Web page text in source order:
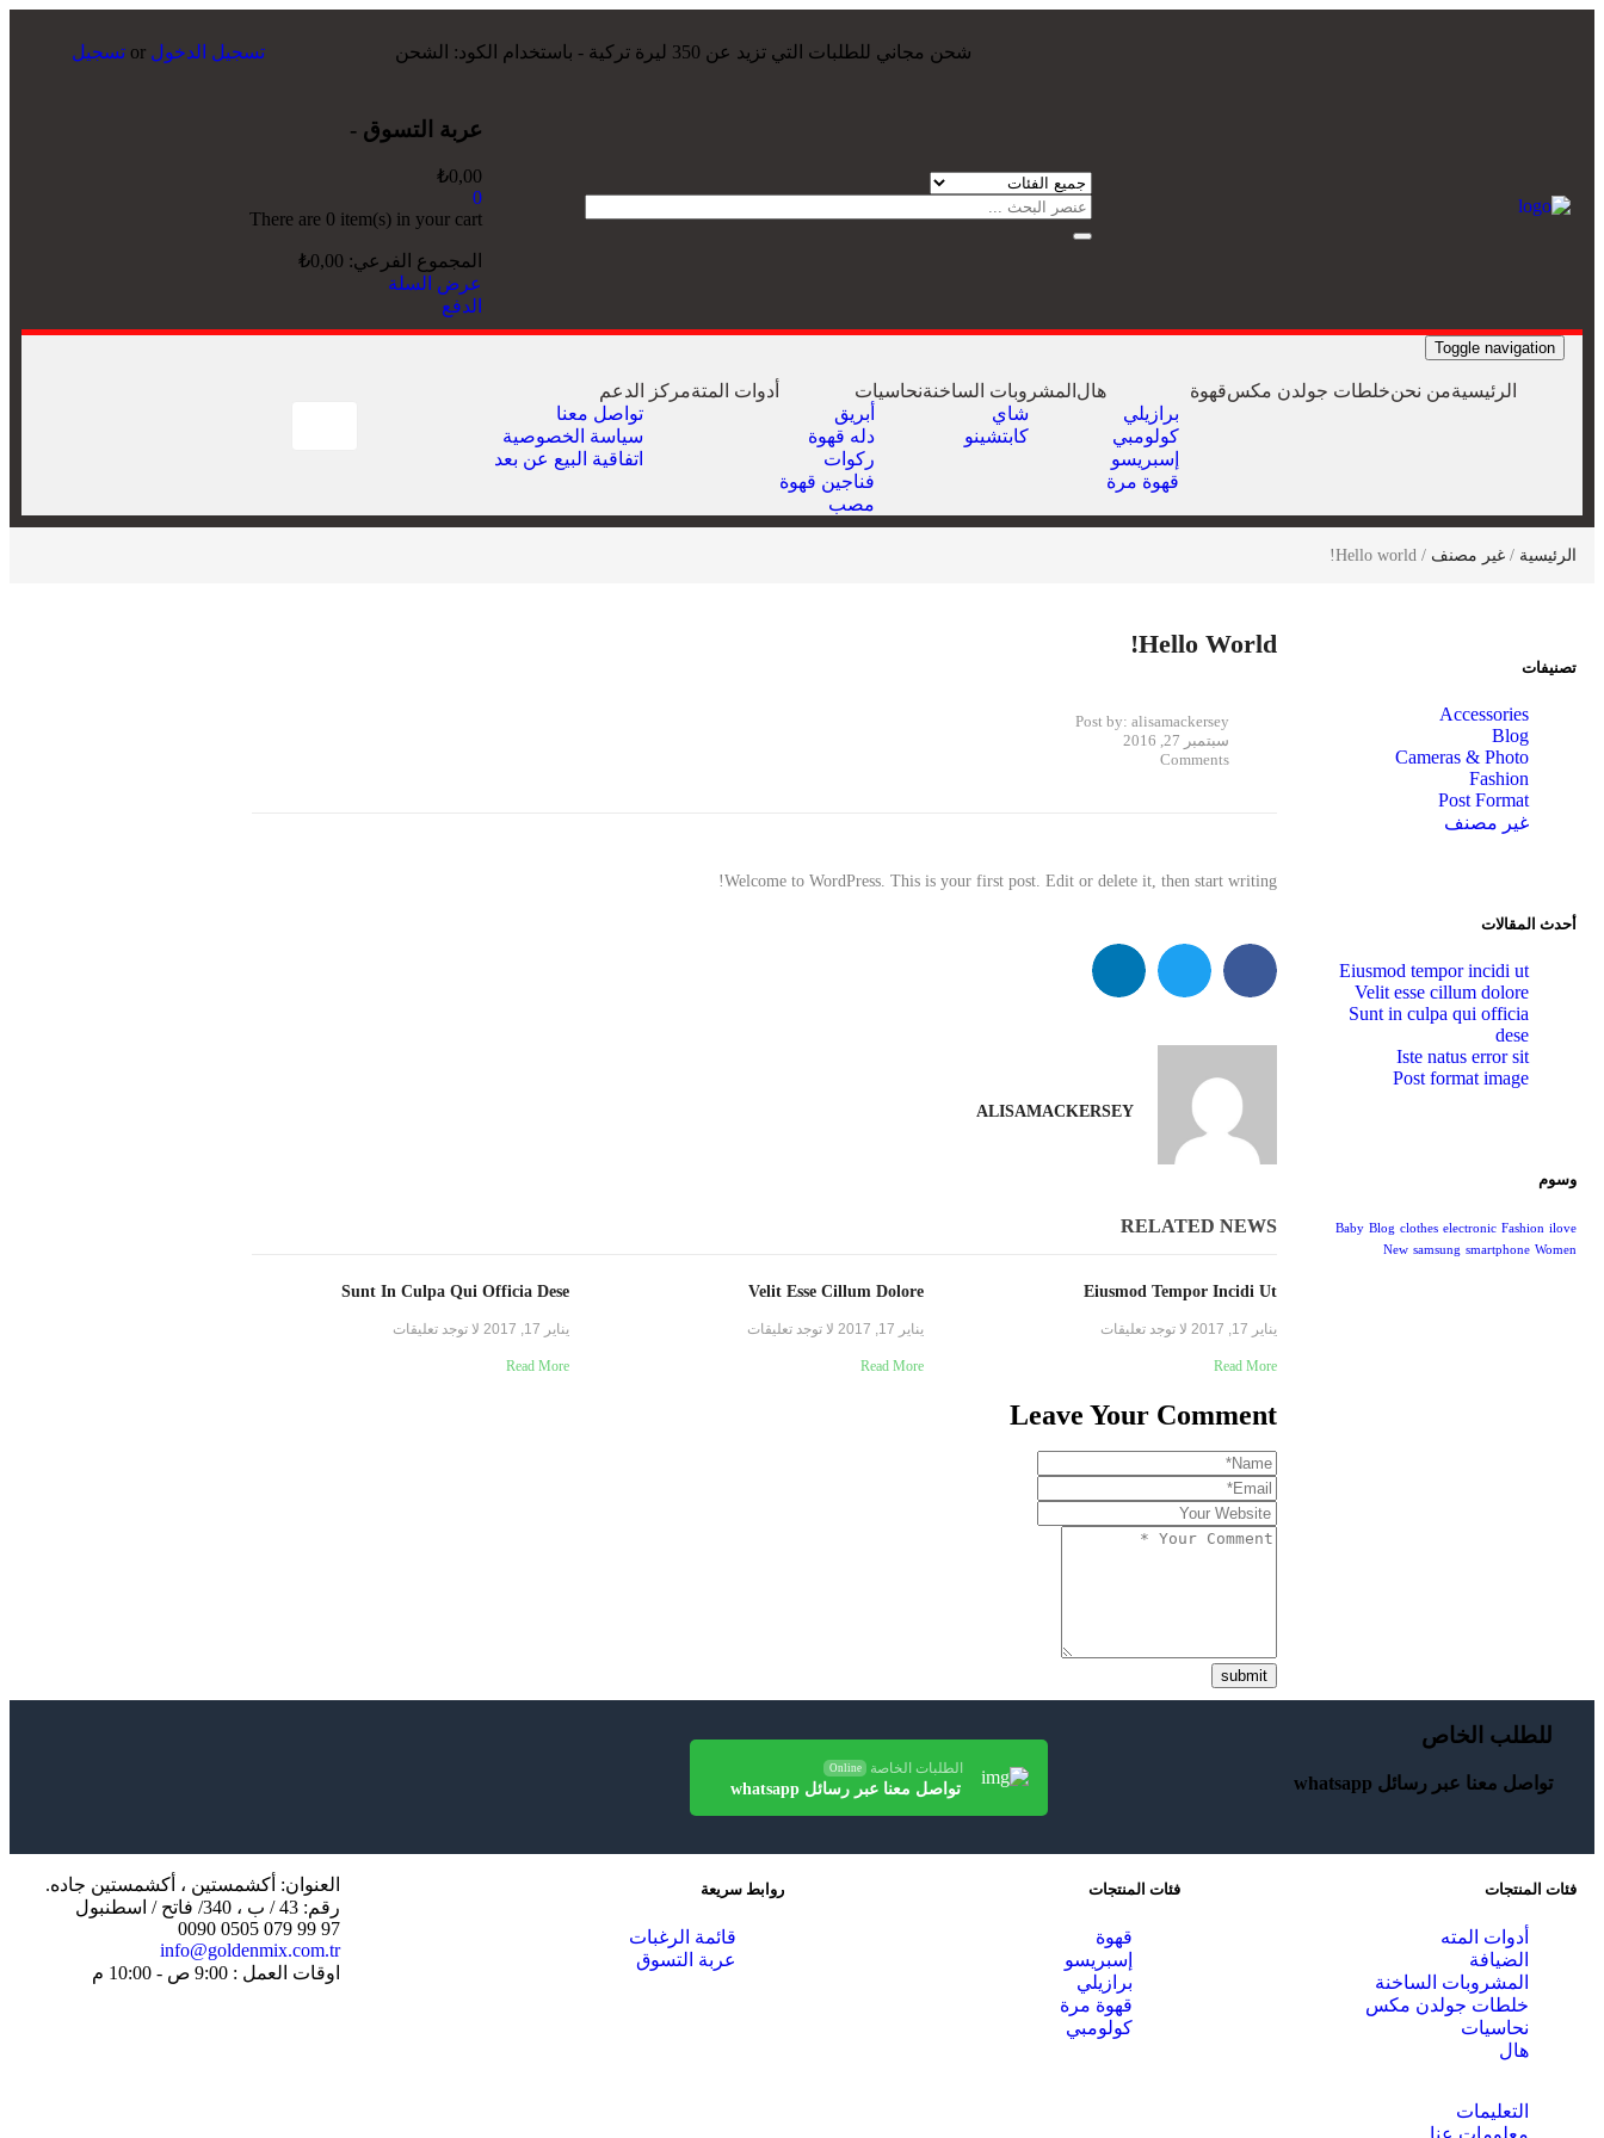
شحن مجاني للطلبات التي تزيد عن 350 ليرة تركية - باستخدام الكود: الشحن تسجيل الدخول or تسجيل
عربة التسوق -
₺0,00
0
There are 0 item(s)in your cart
المجموع الفرعي: ₺0,00
عرض السلة
الدفع
Toggle navigation
الرئيسيةمن نحنخلطات جولدن مكسقهوة
برازيلي
كولومبي
إسبريسو
قهوة مرة
هال المشروبات الساخنة
شاي
كابتشينو
نحاسيات
أبريق
‏دله قهوة
ركوات
فناجين قهوة
مصب
أدوات المتةمركز الدعم
تواصل معنا
سياسة الخصوصية
اتفاقية البيع عن بعد
الرئيسية / غير مصنف / Hello world!
تصنيفات
Accessories
Blog
Cameras & Photo
Fashion
Post Format
غير مصنف
أحدث المقالات
Eiusmod tempor incidi ut
Velit esse cillum dolore
Sunt in culpa qui officia
dese
Iste natus error sit
Post format image
وسوم
Baby Blog clothes electronic Fashion ilove
New samsung smartphone Women
Hello World!
Post by: alisamackersey
سبتمبر 27, 2016
Comments
Welcome to WordPress. This is your first post. Edit or delete it, then start writing!
ALISAMACKERSEY
RELATED NEWS
Eiusmod Tempor Incidi Ut
يناير 17, 2017 لا توجد تعليقات
Read More
Velit Esse Cillum Dolore
يناير 17, 2017 لا توجد تعليقات
Read More
Sunt In Culpa Qui Officia Dese
يناير 17, 2017 لا توجد تعليقات
Read More
Leave Your Comment
submit
للطلب الخاص
تواصل معنا عبر رسائل whatsapp
الطلبات الخاصة Online
تواصل معنا عبر رسائل whatsapp
فئات المنتجات
أدوات المته
الضيافة
المشروبات الساخنة
خلطات جولدن مكس
نحاسيات
هال
فئات المنتجات
قهوة
إسبريسو
برازيلي
قهوة مرة
كولومبي
روابط سريعة
قائمة الرغبات
عربة التسوق
العنوان: أكشمستين ، أكشمستين جاده.
رقم: 43 / ب ، 340/ فاتح / اسطنبول
97 99 079 0505 0090
info@goldenmix.com.tr
اوقات العمل : 9:00 ص - 10:00 م
التعليمات